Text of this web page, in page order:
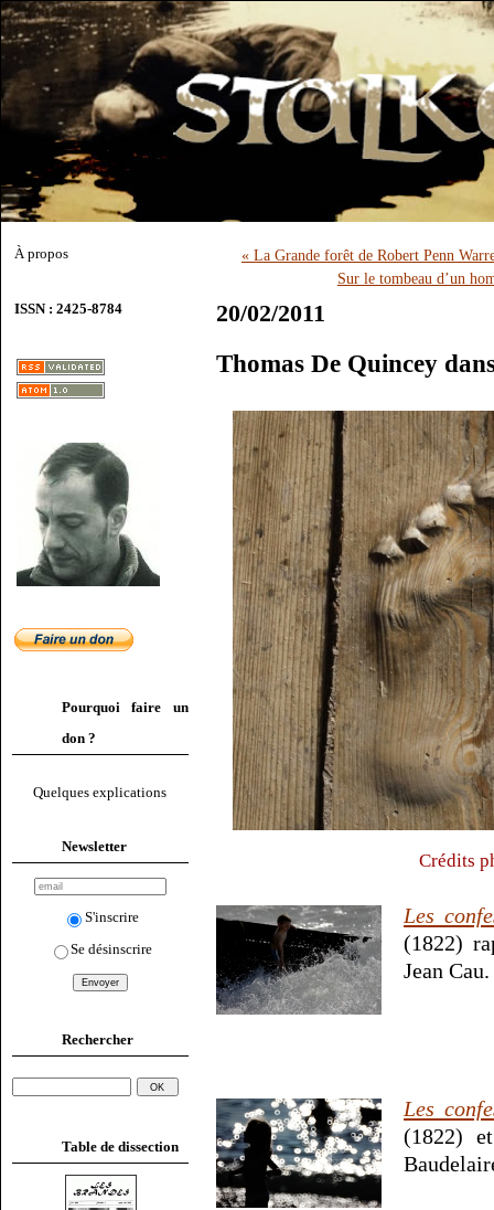
À propos
ISSN : 2425-8784
Pourquoi faire un
don ?
Quelques explications
Newsletter
S'inscrire
Se désinscrire
Rechercher
Table de dissection
« La Grande forêt de Robert Penn
Sur le tombeau d’un
20/02/2011
Thomas De Quincey
Crédits
Les
(1822)
Jean Cau.
Les
(1822)